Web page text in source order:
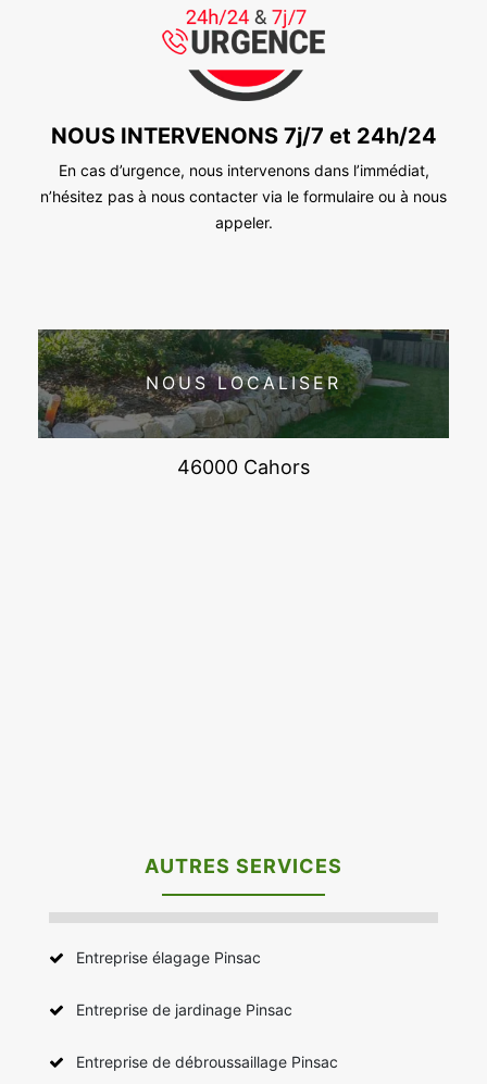
NOUS INTERVENONS 7j/7 et 24h/24
En cas d’urgence, nous intervenons dans l’immédiat,
n’hésitez pas à nous contacter via le formulaire ou à nous
appeler.
NOUS LOCALISER
46000 Cahors
AUTRES SERVICES
Entreprise élagage Pinsac
Entreprise de jardinage Pinsac
Entreprise de débroussaillage Pinsac